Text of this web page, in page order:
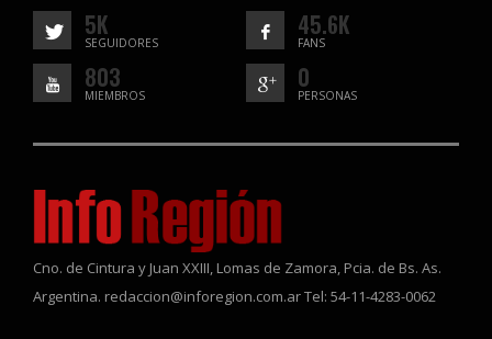
5K
SEGUIDORES
45.6K
FANS
803
MIEMBROS
0
PERSONAS
Cno. de Cintura y Juan XXIII, Lomas de Zamora, Pcia. de Bs. As.
Argentina. redaccion@inforegion.com.ar Tel: 54-11-4283-0062